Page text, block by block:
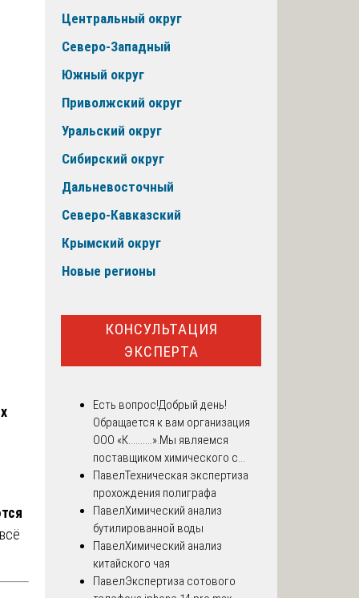
Центральный округ
Северо-Западный
Южный округ
Приволжский округ
Уральский округ
Сибирский округ
Дальневосточный
Северо-Кавказский
Крымский округ
Новые регионы
КОНСУЛЬТАЦИЯ
ЭКСПЕРТА
Есть вопрос!Добрый день!
Обращается к вам организация
ООО «К..........».Мы являемся
поставщиком химического с...
ПавелТехническая экспертиза
прохождения полиграфа
ПавелХимический анализ
бутилированной воды
ПавелХимический анализ
китайского чая
ПавелЭкспертиза сотового